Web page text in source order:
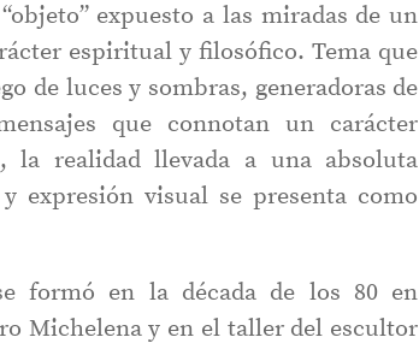
expuesto a las miradas de un
espiritual y filosófico. Tema que
de luces y sombras, generadoras de
que connotan un carácter
la realidad llevada a una absoluta
expresión visual se presenta como
formó en la década de los 80 en
Michelena y en el taller del escultor